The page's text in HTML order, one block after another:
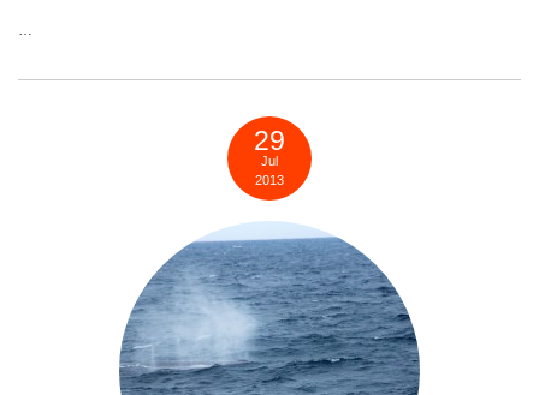
…
29
Jul
2013